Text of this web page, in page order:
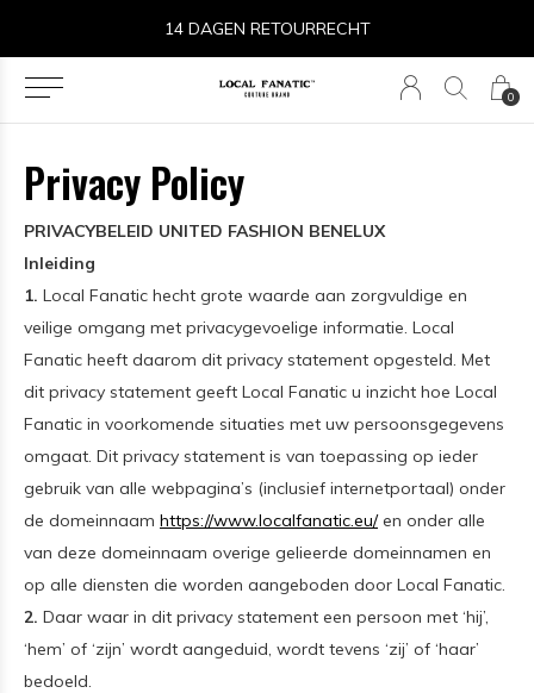
0
14 DAGEN RETOURRECHT
Privacy Policy
PRIVACYBELEID UNITED FASHION BENELUX
Inleiding
1. Local Fanatic hecht grote waarde aan zorgvuldige en
veilige omgang met privacygevoelige informatie. Local
Fanatic heeft daarom dit privacy statement opgesteld. Met
dit privacy statement geeft Local Fanatic u inzicht hoe Local
Fanatic in voorkomende situaties met uw persoonsgegevens
omgaat. Dit privacy statement is van toepassing op ieder
gebruik van alle webpagina’s (inclusief internetportaal) onder
de domeinnaam https://www.localfanatic.eu/en onder alle
van deze domeinnaam overige gelieerde domeinnamen en
op alle diensten die worden aangeboden door Local Fanatic.
2. Daar waar in dit privacy statement een persoon met ‘hij’,
‘hem’ of ‘zijn’ wordt aangeduid, wordt tevens ‘zij’ of ‘haar’
bedoeld.